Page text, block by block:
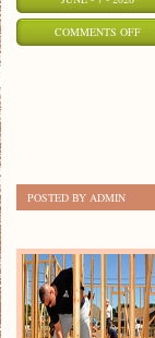
COMMENTS OFFON
POSTED BY ADMIN